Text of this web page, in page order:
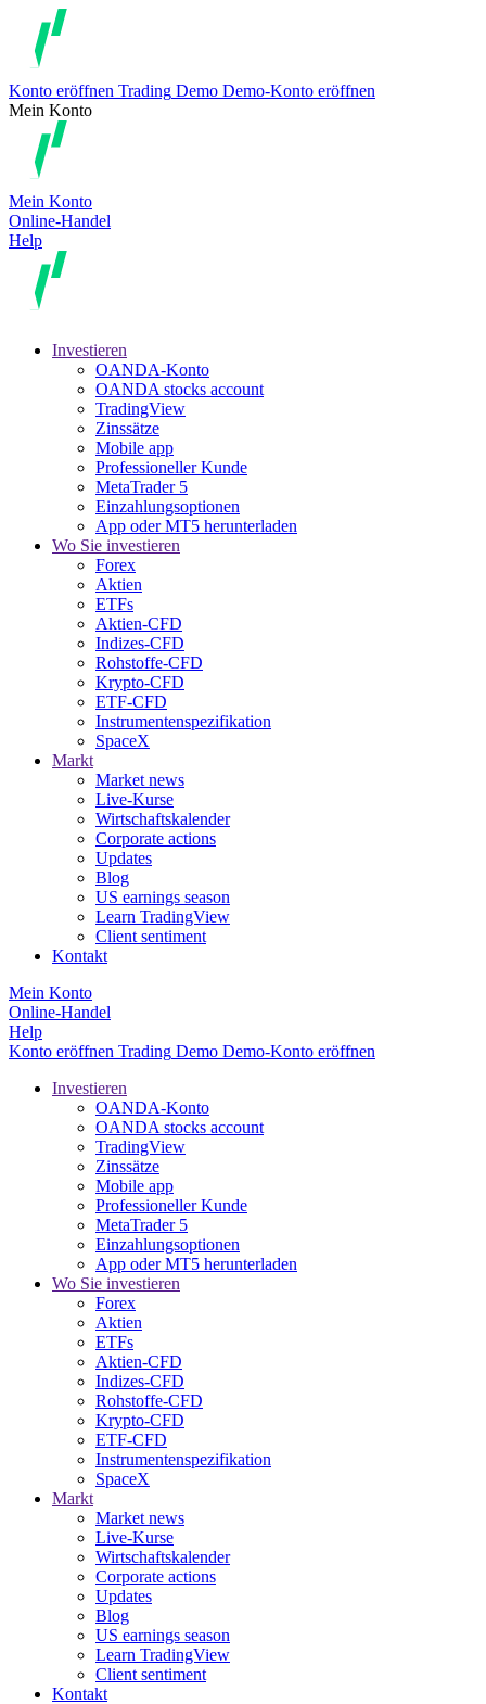
Konto eröffnen Trading Demo Demo-Konto eröffnen
Mein Konto
Mein Konto
Online-Handel
Help
Investieren
OANDA-Konto
OANDA stocks account
TradingView
Zinssätze
Mobile app
Professioneller Kunde
MetaTrader 5
Einzahlungsoptionen
App oder MT5 herunterladen
Wo Sie investieren
Forex
Aktien
ETFs
Aktien-CFD
Indizes-CFD
Rohstoffe-CFD
Krypto-CFD
ETF-CFD
Instrumentenspezifikation
SpaceX
Markt
Market news
Live-Kurse
Wirtschaftskalender
Corporate actions
Updates
Blog
US earnings season
Learn TradingView
Client sentiment
Kontakt
Mein Konto
Online-Handel
Help
Konto eröffnen Trading Demo Demo-Konto eröffnen
Investieren
OANDA-Konto
OANDA stocks account
TradingView
Zinssätze
Mobile app
Professioneller Kunde
MetaTrader 5
Einzahlungsoptionen
App oder MT5 herunterladen
Wo Sie investieren
Forex
Aktien
ETFs
Aktien-CFD
Indizes-CFD
Rohstoffe-CFD
Krypto-CFD
ETF-CFD
Instrumentenspezifikation
SpaceX
Markt
Market news
Live-Kurse
Wirtschaftskalender
Corporate actions
Updates
Blog
US earnings season
Learn TradingView
Client sentiment
Kontakt